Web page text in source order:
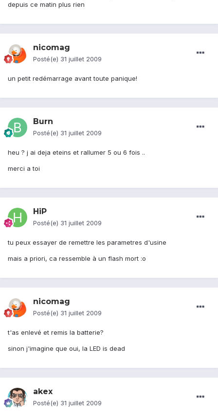
depuis ce matin plus rien
nicomag
Posté(e) 31 juillet 2009
un petit redémarrage avant toute panique!
Burn
Posté(e) 31 juillet 2009
heu ? j ai deja eteins et rallumer 5 ou 6 fois ..
merci a toi
HiP
Posté(e) 31 juillet 2009
tu peux essayer de remettre les parametres d'usine
mais a priori, ca ressemble à un flash mort :o
nicomag
Posté(e) 31 juillet 2009
t'as enlevé et remis la batterie?
sinon j'imagine que oui, la LED is dead
akex
Posté(e) 31 juillet 2009